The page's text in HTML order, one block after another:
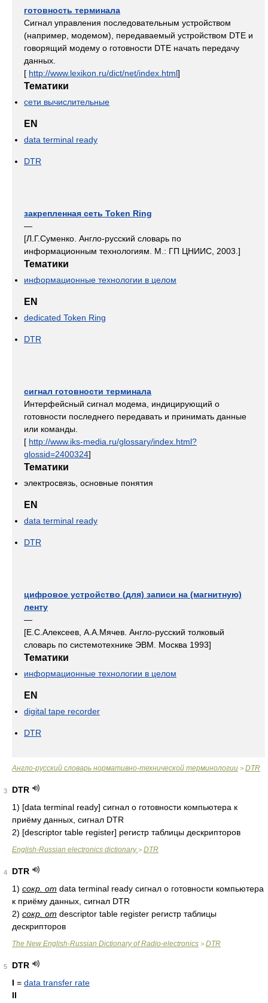
готовность терминала
Сигнал управления последовательным устройством
(например, модемом), передаваемый устройством DTE и
говорящий модему о готовности DTE начать передачу
данных.
[ http://www.lexikon.ru/dict/net/index.html]
Тематики
сети вычислительные
EN
data terminal ready
DTR
закрепленная сеть Token Ring
—
[Л.Г.Суменко. Англо-русский словарь по
информационным технологиям. М.: ГП ЦНИИС, 2003.]
Тематики
информационные технологии в целом
EN
dedicated Token Ring
DTR
сигнал готовности терминала
Интерфейсный сигнал модема, индицирующий о
готовности последнего передавать и принимать данные
или команды.
[ http://www.iks-media.ru/glossary/index.html?
glossid=2400324]
Тематики
электросвязь, основные понятия
EN
data terminal ready
DTR
цифровое устройство (для) записи на (магнитную)
ленту
—
[Е.С.Алексеев, А.А.Мячев. Англо-русский толковый
словарь по системотехнике ЭВМ. Москва 1993]
Тематики
информационные технологии в целом
EN
digital tape recorder
DTR
Англо-русский словарь нормативно-технической терминологии > DTR
3
DTR
1) [data terminal ready] сигнал о готовности компьютера к
приёму данных, сигнал DTR
2) [descriptor table register] регистр таблицы дескрипторов
English-Russian electronics dictionary> DTR
4
DTR
1) сокр. от data terminal ready сигнал о готовности компьютера
к приёму данных, сигнал DTR
2) сокр. от descriptor table register регистр таблицы
дескрипторов
The New English-Russian Dictionary of Radio-electronics > DTR
5
DTR
I = data transfer rate
II